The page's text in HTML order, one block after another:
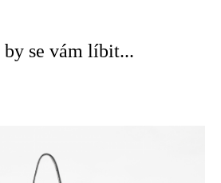
se vám líbit...